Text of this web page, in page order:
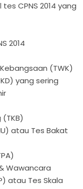
CPNS 2014 yang
2014
(TWK)
yang sering
atau Tes Bakat
Wawancara
atau Tes Skala